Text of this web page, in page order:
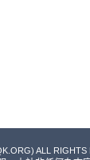
ALL RIGHTS